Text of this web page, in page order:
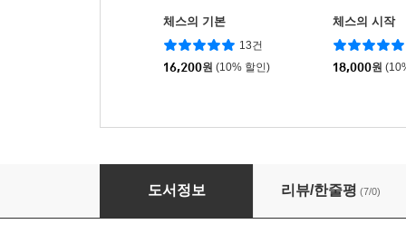
체스의 기본
13건
16,200원 (10% 할인)
체스의 시작
18,000원
체스의 역사 입문
도서정보 리뷰/한줄평 (7/0)